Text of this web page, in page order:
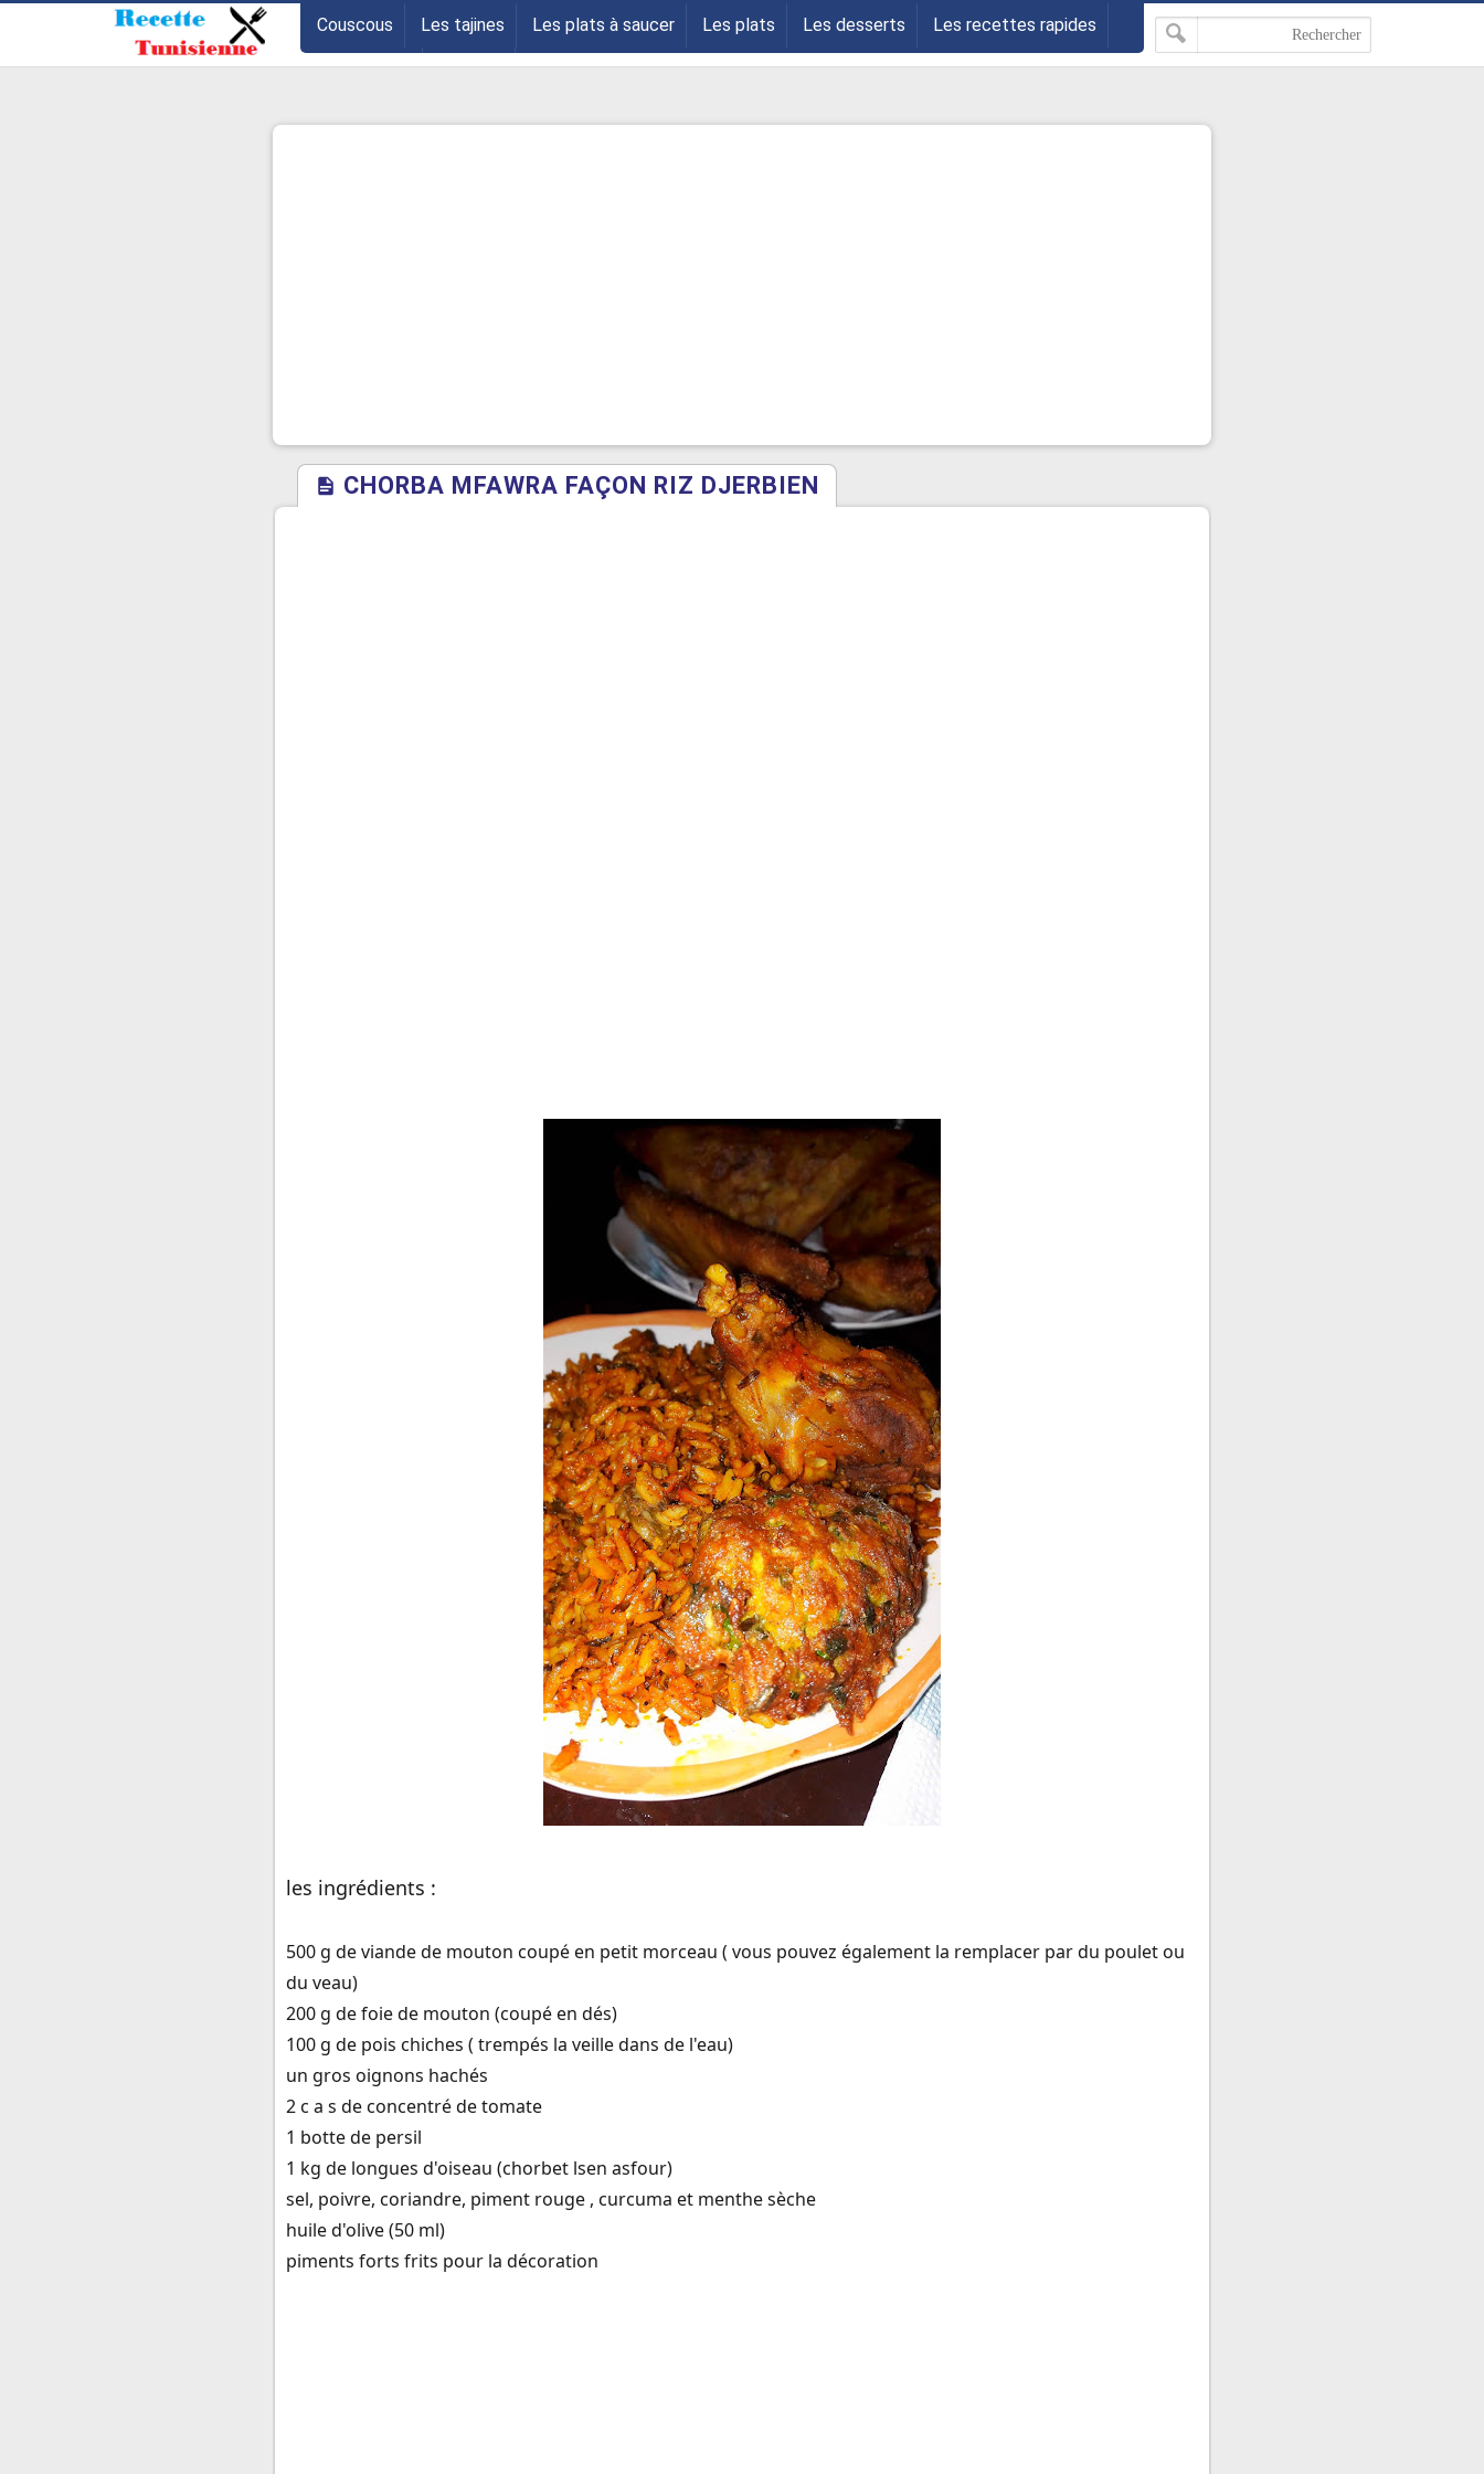
Couscous Les tajines Les plats à saucer Les plats Les desserts Les recettes rapides
Les entrées Astuces
CHORBA MFAWRA FAÇON RIZ DJERBIEN
les ingrédients :
500 g de viande de mouton coupé en petit morceau ( vous pouvez également la remplacer par du poulet ou
du veau)
200 g de foie de mouton (coupé en dés)
100 g de pois chiches ( trempés la veille dans de l'eau)
un gros oignons hachés
2 c a s de concentré de tomate
1 botte de persil
1 kg de longues d'oiseau (chorbet lsen asfour)
sel, poivre, coriandre, piment rouge , curcuma et menthe sèche
huile d'olive (50 ml)
piments forts frits pour la décoration